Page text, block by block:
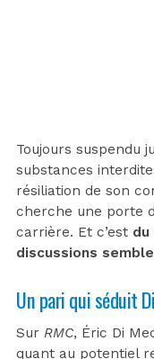
Toujours suspendu
substances
résiliation de son
cherche une porte
carrière. Et c’est du
discussions
Un pari qui séduit
Sur RMC, Éric Di
quant au potentiel